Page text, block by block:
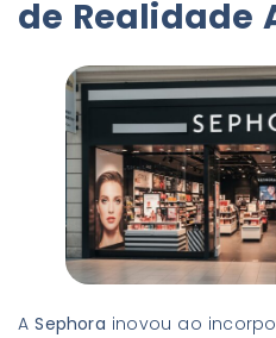
de Realidade
ASephora inovou ao